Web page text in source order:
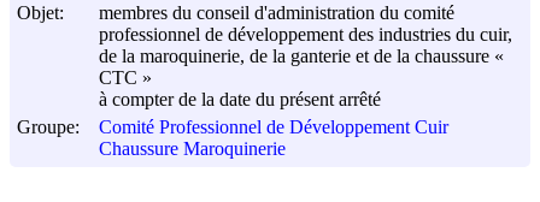
Objet:
membres du conseil d'administration du comité
professionnel de développement des industries du cuir,
de la maroquinerie, de la ganterie et de la chaussure «
CTC »
à compter de la date du présent arrêté
Groupe:
Comité Professionnel de Développement Cuir
Chaussure Maroquinerie